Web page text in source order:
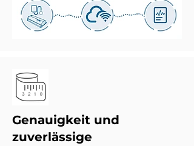
Genauigkeit und
zuverlässige